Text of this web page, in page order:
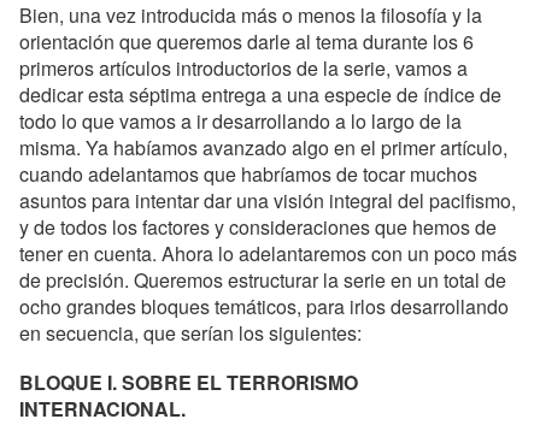
Bien, una vez introducida más o menos la filosofía y la
orientación que queremos darle al tema durante los 6
primeros artículos introductorios de la serie, vamos a
dedicar esta séptima entrega a una especie de índice de
todo lo que vamos a ir desarrollando a lo largo de la
misma. Ya habíamos avanzado algo en el primer artículo,
cuando adelantamos que habríamos de tocar muchos
asuntos para intentar dar una visión integral del pacifismo,
y de todos los factores y consideraciones que hemos de
tener en cuenta. Ahora lo adelantaremos con un poco más
de precisión. Queremos estructurar la serie en un total de
ocho grandes bloques temáticos, para irlos desarrollando
en secuencia, que serían los siguientes:
BLOQUE I. SOBRE EL TERRORISMO
INTERNACIONAL.